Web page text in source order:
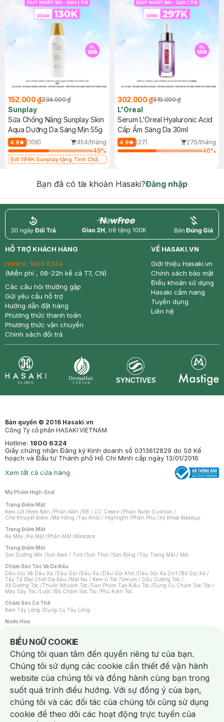
152.000 ₫234.000 ₫
Sunplay
Sữa Chống Nắng Sunplay Skin
Aqua Dưỡng Da Sáng Mịn 55g
4.9 (108)
454/tháng
48%
Bill 199K Sunplay tặng Tinh Chất
302.000 ₫519.000 ₫
L'Oreal
Serum L'Oreal Hyaluronic Acid
Cấp Ẩm Sáng Da 30ml
4.9 (27)
275/tháng
46%
Bạn đã có tài khoản Hasaki?Đăng nhập
return nowfree price
HỖ TRỢ KHÁCH HÀNG
Hotline: 1800 6324
(Miễn phí , 08-22h kể cả T7, CN)
Các câu hỏi thường gặp
Gửi yêu cầu hỗ trợ
Hướng dẫn đặt hàng
Phương thức thanh toán
Phương thức vận chuyển
Chính sách đổi trả
VỀ HASAKI.VN
Giới thiệu Hasaki.vn
Chính sách bảo mật
Điều khoản sử dụng
Hasaki cẩm nang
Tuyển dụng
Liên hệ
Bản quyền © 2016 Hasaki.vn
Công Ty cổ phần HASAKI VIETNAM
Hotline: 1800 6324
Giấy chứng nhận Đăng ký Kinh doanh số 0313612829 do Sở Kế
hoạch và Đầu tư Thành phố Hồ Chí Minh cấp ngày 13/01/2016
Xem tất cả cửa hàng
Mỹ Phẩm High-End
Trang Điểm Mặt
Kem Lót /Kem Nền /Phấn Nền /BB / CC Cream /Phấn Nước Cushion /
Che Khuyết Điểm /Má Hồng /Tạo Khối / Highlight /Phấn Phủ /Xịt Khoá Makeup
Trang Điểm Mắt
Kẻ Mày /Kẻ Mắt /Phấn Mắt /Mascara
Trang Điểm Môi
Son Dưỡng Môi /Son Kem / Tint /Son Thỏi /Son Bóng /Tẩy Trang Mắt / Môi
Chăm Sóc Tóc Và Da Đầu
Dầu Gội Và Dầu Xả /Dầu Gội /Dầu Xả /Dầu Gội Khô /Dầu Gội Xả 2in1 /Bộ Gội Xả /
Tẩy Tế Bào Chết Da Đầu /Mặt Nạ / Kem Ủ Tóc /Serum / Dầu Dưỡng Tóc /
Xịt Dưỡng Tóc /Thuốc Nhuộm Tóc /Sản Phẩm Tạo Kiểu Tóc /Dụng Cụ Chăm Sóc Tóc /
Máy Sấy Tóc /Lược /Bộ Chăm Sóc Tóc /Phụ Kiện Tóc
Chăm Sóc Cơ Thể
Kem Tẩy Lông /Dụng Cụ Tẩy Lông
Nước Hoa
Nước Hoa Nữ
Chăm Sóc Cá Nhân
Chống Muỗi /Khẩu Trang /Máy Massage/Mặt Nạ Xông Hơi /Nước Rửa Tay/
Sản Phẩm Chăm Sóc Khác /Bàn Chải Đánh Răng /Bàn Chải Điện/
Hỗ Trợ Trắng Răng/Kem Đánh Răng /Máy Tăm Nước/ Nước Súc Miệng/
Tăm / Chỉ Nha Khoa/ Xịt Thơm Miệng / Dung Dịch Vệ Sinh/Dưỡng Vùng Kín/
Khăn Ướt Vệ Sinh Vùng Kín/Băng Vệ Sinh/Tampon/Bọt Cạo Râu /Dao Cạo Râu/
Máy Cạo Râu
Vấn Đề Về Da
Da Dầu / Lỗ Chân Lông To/ Da Khô / Mất Nước/ Da Lão Hóa/ Da Mụn/
Da Nhạy Cảm / Kích Ứng
Da Xỉn Màu Thâm / Nám / Tàn Nhang
Quầng Thâm & Bọng Mắt /Sẹo /Viêm Da Cơ Địa
BIỂU NGỮ COOKIE
Notice about cookies usage
Chúng tôi quan tâm đến quyền riêng tư của bạn.
Chúng tôi sử dụng các cookie cần thiết để vận hành
website của chúng tôi và đồng hành cùng bạn trong
suốt quá trình điều hướng. Với sự đồng ý của bạn,
chúng tôi và các đối tác của chúng tôi cũng sử dụng
cookie để theo dõi các hoạt động trực tuyến của